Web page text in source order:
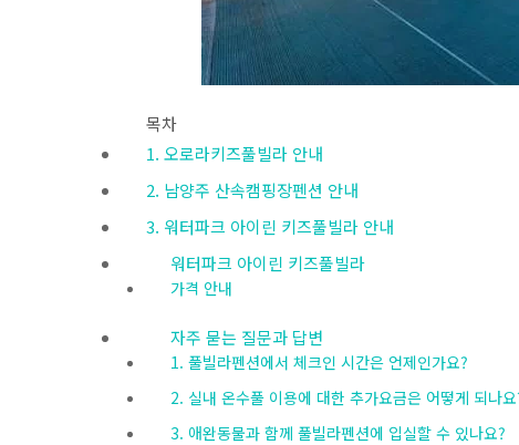
목차
1. 오로라키즈풀빌라 안내
2. 남양주 산속캠핑장펜션 안내
3. 워터파크 아이린 키즈풀빌라 안내
워터파크 아이린 키즈풀빌라
가격 안내
자주 묻는 질문과 답변
1. 풀빌라펜션에서 체크인 시간은 언제인가요?
2. 실내 온수풀 이용에 대한 추가요금은 어떻게 되나요
3. 애완동물과 함께 풀빌라펜션에 입실할 수 있나요?